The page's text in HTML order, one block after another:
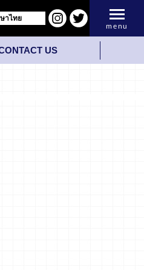
าไทย
menu
US